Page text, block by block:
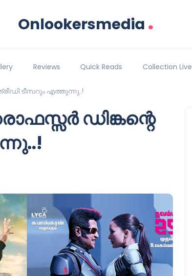
Onlookersmedia .
Reviews Quick Reads Collection Live
ടീസറും എത്തുന്നു..!
ഡിങ്കന്റെ